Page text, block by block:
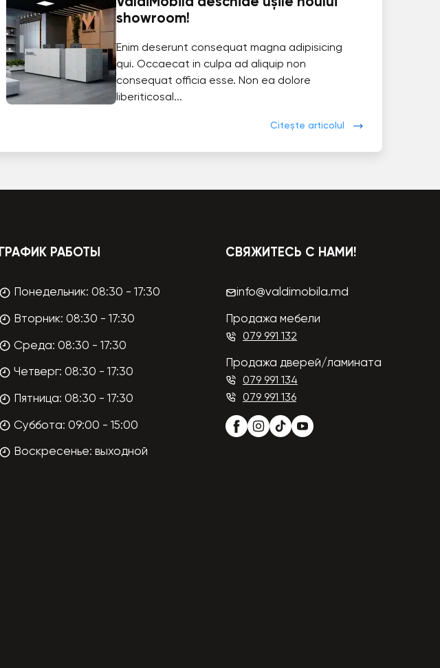
showroom!
Enim deserunt consequat magna adipisicing
qui. Occaecat in culpa ad aliquip non
consequat officia esse. Non ea dolore
liberiticosal...
Citește articolul
ГРАФИК РАБОТЫ
Понедельник: 08:30 - 17:30
Вторник: 08:30 - 17:30
Среда: 08:30 - 17:30
Четверг: 08:30 - 17:30
Пятница: 08:30 - 17:30
Суббота: 09:00 - 15:00
Воскресенье: выходной
СВЯЖИТЕСЬ С НАМИ!
info@valdimobila.md
Продажа мебели
079 991 132
Продажа дверей/ламината
079 991 134
079 991 136